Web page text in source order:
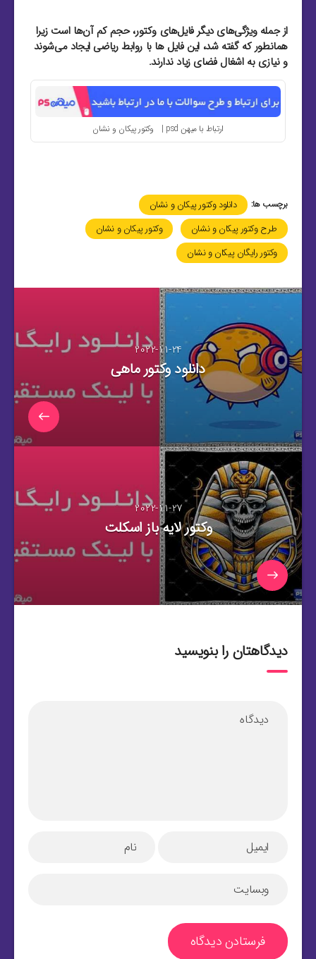
از جمله ویژگی‌های دیگر فایل‌های وکتور، حجم کم آن‌ها است زیرا
همانطور که گفته شد، این فایل‌ ها با روابط ریاضی ایجاد می‌شوند
و نیازی به اشغال فضای زیاد ندارند.
ارتباط با میهن psd | وکتور پیکان و نشان
برچسب ها:
دانلود وکتور پیکان و نشان
طرح وکتور پیکان و نشان
وکتور پیکان و نشان
وکتور رایگان پیکان و نشان
2022-11-24
دانلود وکتور ماهی
2022-11-27
وکتور لایه باز اسکلت
دیدگاهتان را بنویسید